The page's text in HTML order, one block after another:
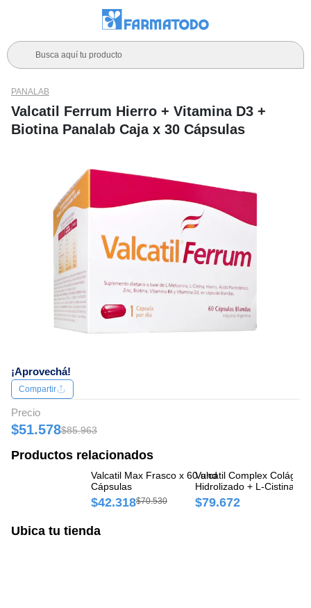
Busca aquí tu producto
¡Aprovechá!
PANALAB
Valcatil Ferrum Hierro + Vitamina D3 +
Biotina Panalab Caja x 30 Cápsulas
Compartir
Precio
$51.578$85.963
Productos relacionados
Valcatil Max Frasco x 60 und
Cápsulas
$42.318$70.530
Valcatil Complex
Hidrolizado + L-Cistina
8,105mg/200mg Panalab
Caja x 260 gr
$79.672
Ubica tu tienda